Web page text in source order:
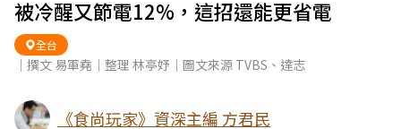
被冷醒又節電12%，這招還能更省電
全台
｜撰文 易軍堯｜整理 林亭妤｜圖文來源 TVBS、達志
《食尚玩家》資深主編 方君民